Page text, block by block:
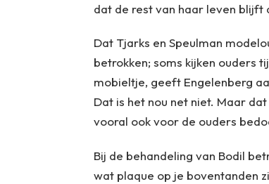
dat de rest van haar leven blijft
Dat Tjarks en Speulman
betrokken; soms kijken ouders
mobieltje, geeft Engelenberg
Dat is het nou net niet. Maar
vooral ook voor de ouders
Bij de behandeling van Bodil
wat plaque op je boventanden